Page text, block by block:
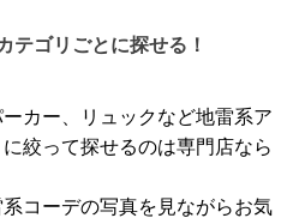
テゴリごとに探せる！
カー、リュックなど地雷系ア
絞って探せるのは専門店なら
コーデの写真を見ながらお気